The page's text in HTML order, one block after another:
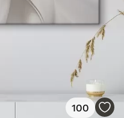
100